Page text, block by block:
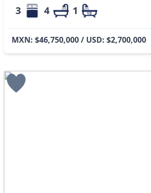
3 4 1
MXN: $46,750,000 / USD: $2,700,000